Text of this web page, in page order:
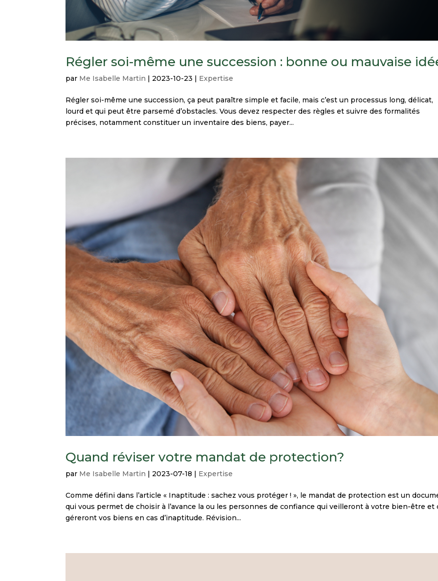
Régler soi-même une succession : bonne ou mauvaise
par Me Isabelle Martin | 2023-10-23 | Expertise
Régler soi-même une succession, ça peut paraître simple et facile, mais c’est un processus long, délicat,
lourd et qui peut être parsemé d’obstacles. Vous devez respecter des règles et suivre des formalités
précises, notamment constituer un inventaire des biens, payer...
Quand réviser votre mandat de protection?
par Me Isabelle Martin | 2023-07-18 | Expertise
Comme défini dans l’article « Inaptitude : sachez vous protéger ! », le mandat de protection est un
qui vous permet de choisir à l’avance la ou les personnes de confiance qui veilleront à votre bien-être et
géreront vos biens en cas d’inaptitude. Révision...